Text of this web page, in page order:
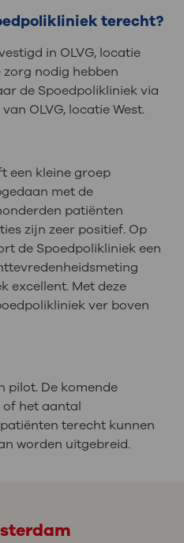
terecht?
in OLVG, locatie
zorg nodig hebben
de Spoedpolikliniek via
OLVG, locatie West.
een kleine groep
met de
patiënten
zijn zeer positief. Op
de Spoedpolikliniek een
excellent. Met deze
ver boven
pilot. De komende
het aantal
terecht kunnen
worden uitgebreid.